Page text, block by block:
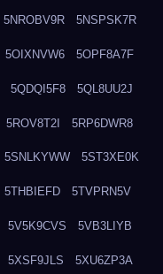
5NROBV9R 5NSPSK7R
5OIXNVW6 5OPF8A7F
5QDQI5F8 5QL8UU2J
5ROV8T2I 5RP6DWR8
5SNLKYWW 5ST3XE0K
5THBIEFD 5TVPRN5V
5V5K9CVS 5VB3LIYB
5XSF9JLS 5XU6ZP3A